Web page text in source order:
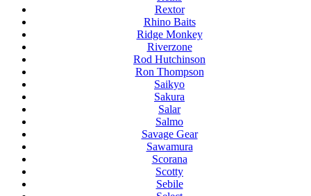
Rextor
Rhino Baits
Ridge Monkey
Riverzone
Rod Hutchinson
Ron Thompson
Saikyo
Sakura
Salar
Salmo
Savage Gear
Sawamura
Scorana
Scotty
Sebile